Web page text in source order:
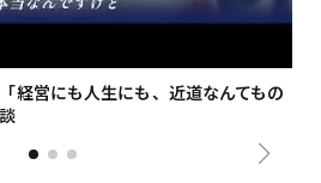
経営にも人生にも、近道なんてもの